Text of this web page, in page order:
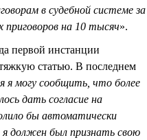
в судебной системе за
на 10 тысяч».
первой инстанции
статью. В последнем
я могу сообщить, что более
дать согласие на
бы автоматически
я должен был признать свою